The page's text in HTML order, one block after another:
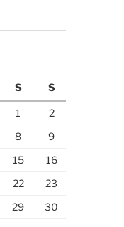
S S
1
2
8
9
15
16
22
23
29
30